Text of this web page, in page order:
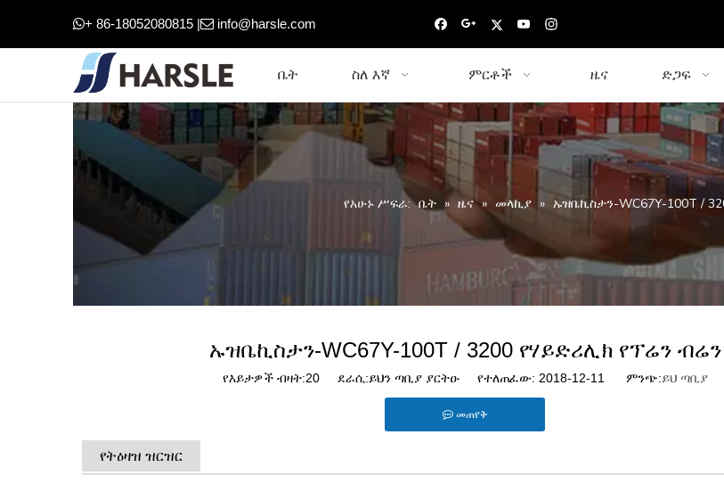
+ 86-18052080815 | info@harsle.com
ቤት ስለ እኛ ምርቶች ዜና ድጋፍ
የአሁኑ ሥፍራ: ቤት » ዜና » መላኪያ » ኡዝቤኪስታን-WC67Y-100T /
ኡዝቤኪስታን-WC67Y-100T / 3200 የሃይድሪሊክ የፕሬን ብሬን
የእይታዎች ብዛት:20ደራሲ:ይህን ጣቢያ ያርትዑ የተለጠፈው: 2018-12-11 ምንጭ:ይህ ጣቢያ
መጠየቅ
የትዕዛዝ ዝርዝር